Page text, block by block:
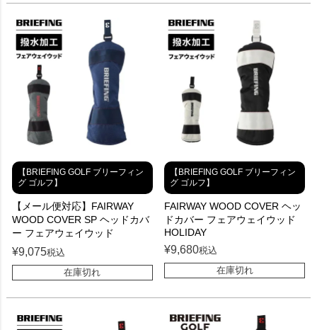
【BRIEFING GOLF ブリーフィン
グ ゴルフ】
【メール便対応】FAIRWAY
WOOD COVER SP ヘッドカバ
ー フェアウェイウッド
¥9,075税込
在庫切れ
【BRIEFING GOLF ブリーフィン
グ ゴルフ】
FAIRWAY WOOD COVER ヘッ
ドカバー フェアウェイウッド
HOLIDAY
¥9,680税込
在庫切れ